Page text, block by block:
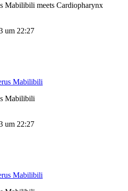
Mabilibili meets Cardiopharynx
um 22:27
Mabilibili
um 22:27